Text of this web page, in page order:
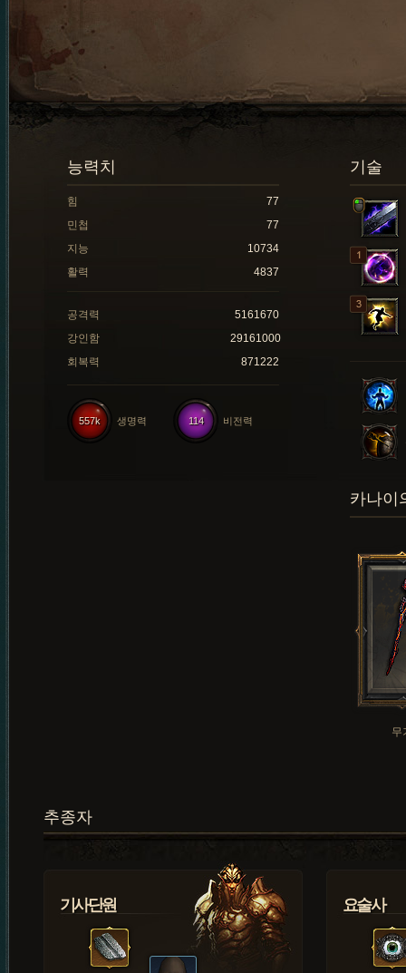
기술
능력치
힘
77
민첩
77
지능
10734
활력
4837
공격력
5161670
강인함
29161000
회복력
871222
114 비전력
557k 생명력
카나이
무
추종자
기사단원 요술사